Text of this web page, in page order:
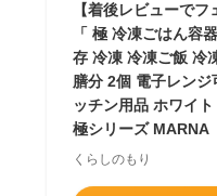
【着後レビューで
「 極 冷凍ごはん容
存 冷凍 冷凍ご飯 冷
膳分 2個 電子レン
ッチン用品 ホワイ
極シリーズ MARNA
くらしのもり